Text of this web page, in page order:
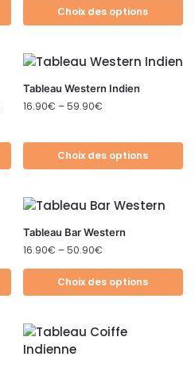
Choix des options
Tableau Western Indien
16.90€ –59.90€
Choix des options
Tableau Bar Western
16.90€ –50.90€
Choix des options